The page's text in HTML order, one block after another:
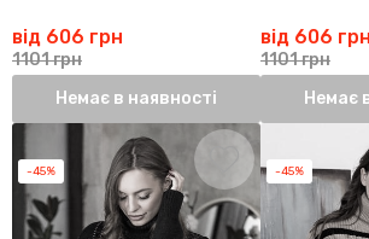
від 606 грн
1101 грн
Немає в наявності
від 606 грн
1101 грн
Немає
-45% -45%